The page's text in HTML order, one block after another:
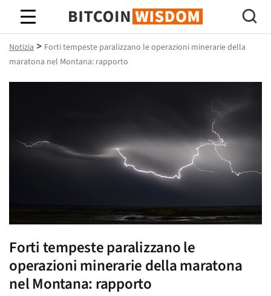
Saggezza Bitcoin
Notizia > Forti tempeste paralizzano le operazioni minerarie della
maratona nel Montana: rapporto
Forti tempeste paralizzano le
operazioni minerarie della maratona
nel Montana: rapporto